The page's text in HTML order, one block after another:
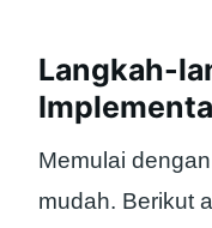
Langkah-
Memulai
mudah. Berikut